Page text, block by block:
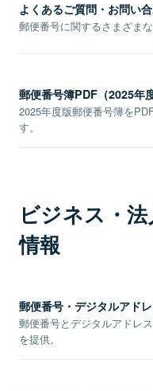
よくあるご質問・お問い
郵便番号に関するさまざま
郵便番号簿PDF（2025年
2025年度版郵便番号簿を
す。
ビジネス・
情報
郵便番号・デジタルアド
郵便番号とデジタルアドレ
を提供。